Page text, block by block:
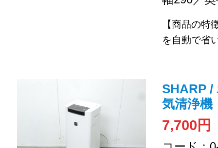
【商品の特
を自動で省
SHARP /
気清浄機
7,700円